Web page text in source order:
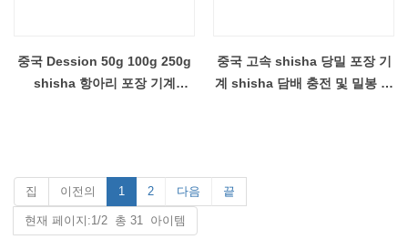
중국 Dession 50g 100g 250g
shisha 항아리 포장 기계
중국 고속 shisha 당밀 포장 기
계 shisha 담배 충전 및 밀봉 기
집 이전의 1 2 다음 끝
현재 페이지:1/2 총 31 아이템